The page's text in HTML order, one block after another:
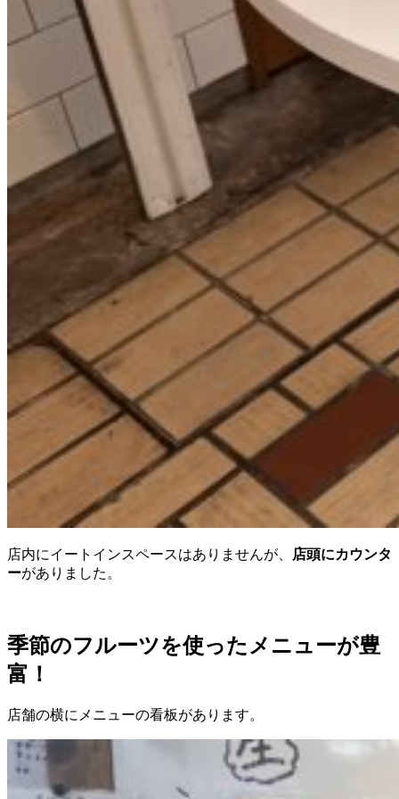
店内にイートインスペースはありませんが、
店頭にカウンタ
ーがありました。
季節のフルーツを使ったメニューが豊
富！
店舗の横にメニューの看板があります。